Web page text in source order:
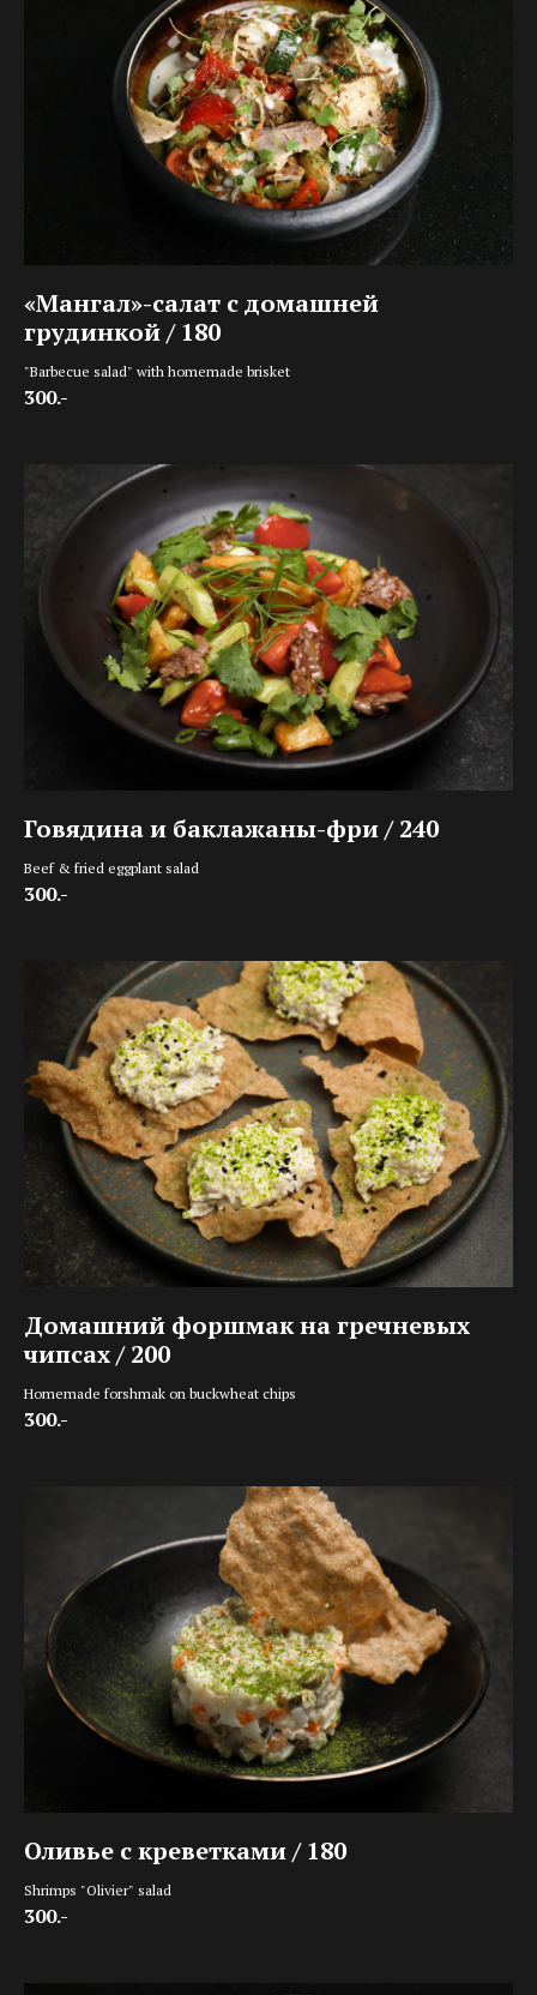
«Мангал»-салат с домашней
грудинкой / 180
"Barbecue salad" with homemade brisket
300.-
Говядина и баклажаны-фри / 240
Beef & fried eggplant salad
300.-
Домашний форшмак на гречневых
чипсах / 200
Homemade forshmak on buckwheat chips
300.-
Оливье с креветками / 180
Shrimps "Olivier" salad
300.-